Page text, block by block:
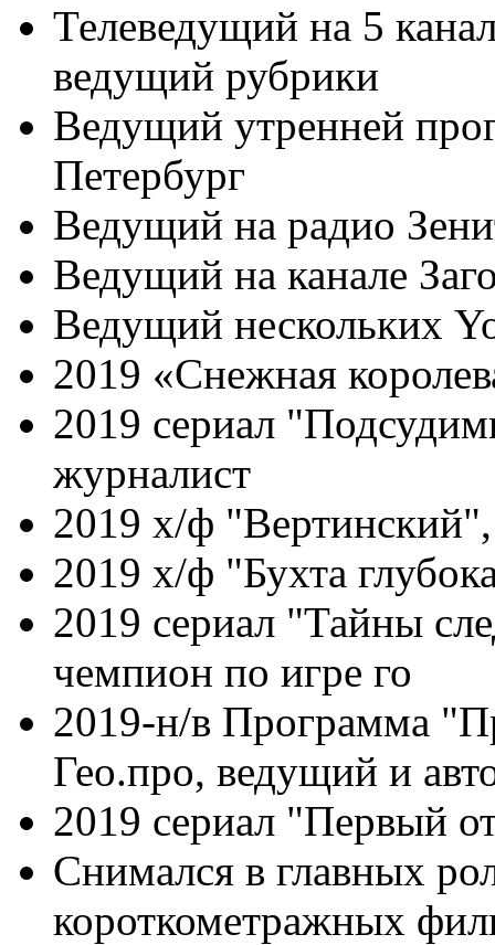
Телеведущий на 5
ведущий рубрики
Ведущий утренней
Петербург
Ведущий на радио
Ведущий на канале
Ведущий нескольких
2019 «Снежная
2019 сериал
журналист
2019 х/ф "Вертинский",
2019 х/ф "Бухта
2019 сериал "Тайны
чемпион по игре го
2019-н/в Программа
Гео.про, ведущий и
2019 сериал "Первый
Снимался в главных
короткометражных